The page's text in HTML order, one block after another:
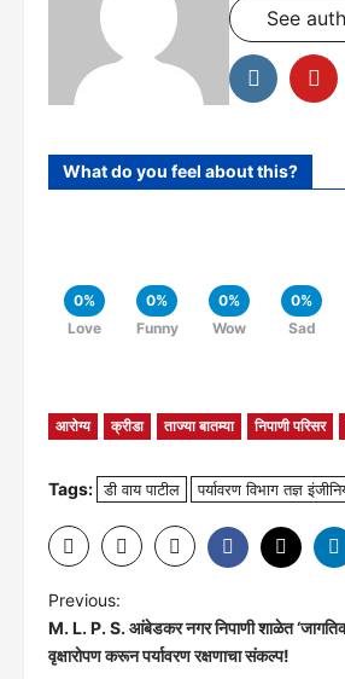
See
What do you feel about this?
0%
Love
0%
Funny
0%
Wow
0%
Sad
आरोग्य क्रीडा ताज्या बातम्या निपाणी परिसर
Tags: डी वाय पाटील पर्यावरण विभाग तज्ञ
P
o
Previous:
M. L. P. S. आंबेडकर नगर निपाणी शाळेत ‘जागतिक
वृक्षारोपण करून पर्यावरण रक्षणाचा संकल्प!